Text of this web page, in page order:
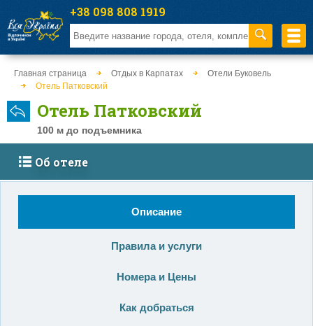
Главная страница Отдых в Карпатах
Отели Буковель
Отель Патковский
Отель Патковский
100 м до подъемника
Об отеле
Описание
Правила и услуги
Номера и Цены
Как добраться
+38 098 808 1919